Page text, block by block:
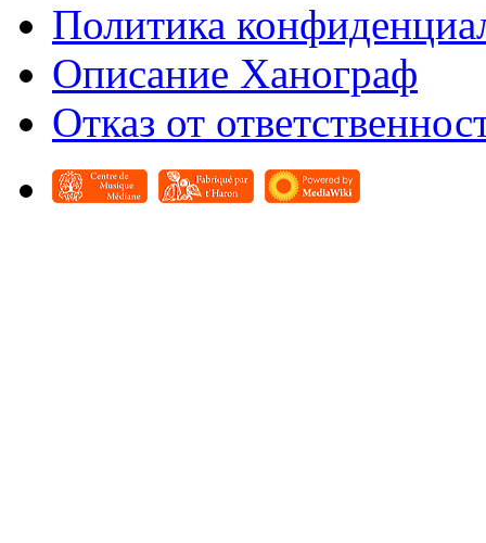
Политика
Описание Ханограф
Отказ от